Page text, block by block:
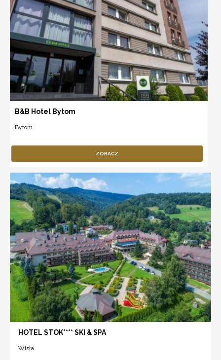
B&B Hotel Bytom
Bytom
ZOBACZ
HOTEL STOK**** SKI & SPA
Wisła